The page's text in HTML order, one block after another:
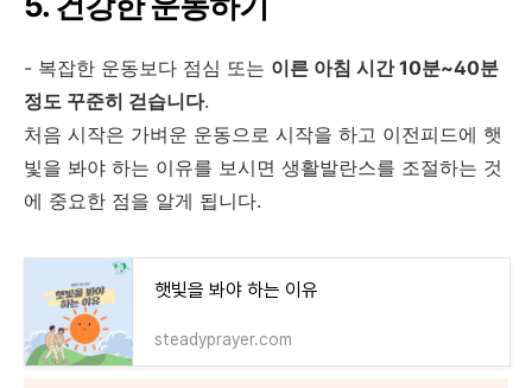
- 복잡한 운동보다 점심 또는 이른 아침 시간 10분~40분
정도 꾸준히 걷습니다.
처음 시작은 가벼운 운동으로 시작을 하고 이전피드에 햇
빛을 봐야 하는 이유를 보시면 생활발란스를 조절하는 것
에 중요한 점을 알게 됩니다.
햇빛을 봐야 하는 이유
steadyprayer.com